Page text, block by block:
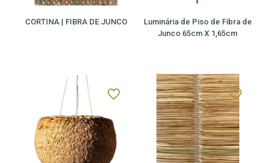
CORTINA | FIBRA DE JUNCO
Luminária de Piso de Fibra de
Junco 65cm X 1,65cm